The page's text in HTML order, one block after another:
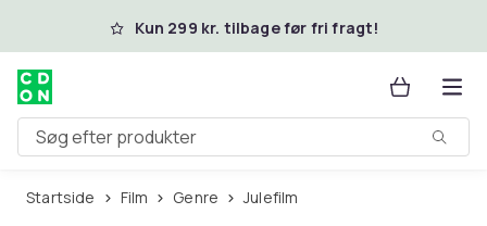
Spring til hovedindhold
Kun 299 kr. tilbage før fri fragt!
Søg efter produkter
Startside Film Genre Julefilm